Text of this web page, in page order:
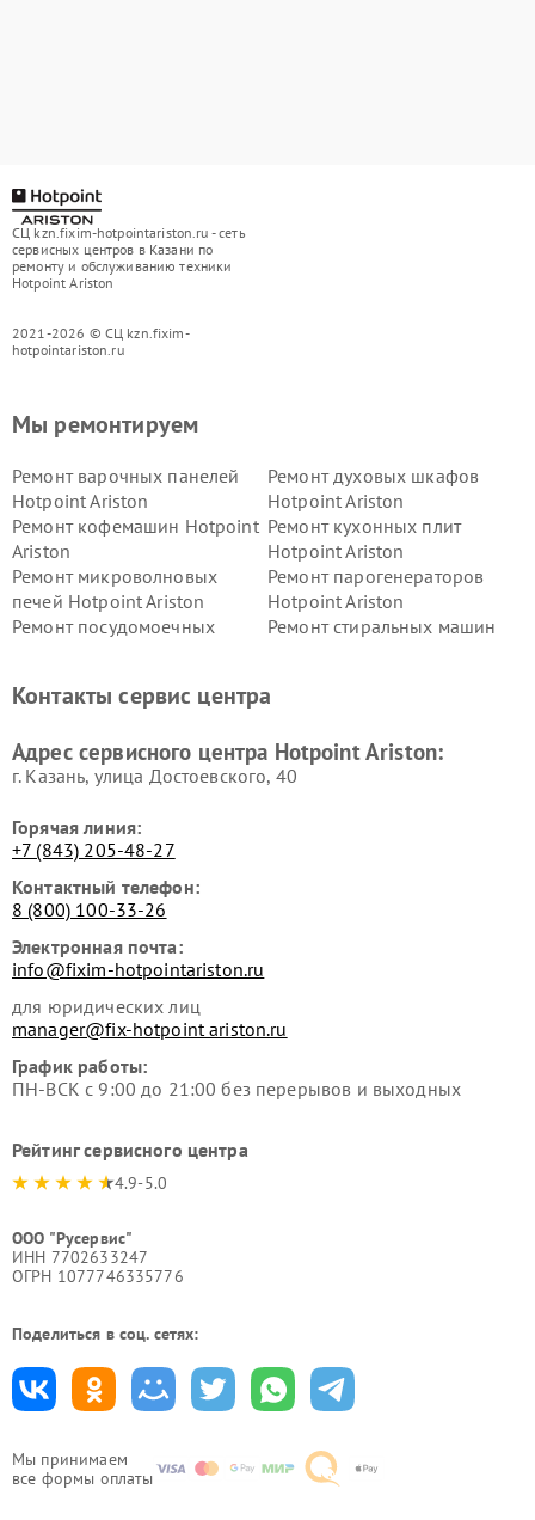
СЦ kzn.fixim-hotpointariston.ru - сеть
сервисных центров в Казани по
ремонту и обслуживанию техники
Hotpoint Ariston
2021-2026 © СЦ kzn.fixim-
hotpointariston.ru
Мы принимаем
все формы оплаты
Мы ремонтируем
Ремонт варочных панелей
Hotpoint Ariston
Ремонт духовых шкафов
Hotpoint Ariston
Ремонт кофемашин Hotpoint
Ariston
Ремонт кухонных плит
Hotpoint Ariston
Ремонт микроволновых
печей Hotpoint Ariston
Ремонт парогенераторов
Hotpoint Ariston
Ремонт посудомоечных
Ремонт стиральных машин
Hotpoint Ariston
Hotpoint Ariston
Ariston
Hotpoint Ariston
Контакты сервис центра
Адрес сервисного центра Hotpoint Ariston:
г. Казань, улица Достоевского, 40
Горячая линия:
+7 (843) 205-48-27
Контактный телефон:
8 (800) 100-33-26
Электронная почта:
info@fixim-hotpointariston.ru
для юридических лиц
manager@fix-hotpoint ariston.ru
График работы:
ПН-ВСК с 9:00 до 21:00 без перерывов и выходных
Рейтинг сервисного центра
4.9-5.0
ООО "Русервис"
ИНН 7702633247
ОГРН 1077746335776
Поделиться в соц. сетях: